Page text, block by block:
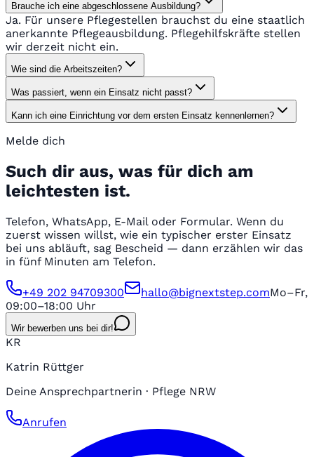
Brauche ich eine abgeschlossene Ausbildung?
Ja. Für unsere Pflegestellen brauchst du eine staatlich
anerkannte Pflegeausbildung. Pflegehilfskräfte stellen
wir derzeit nicht ein.
Wie sind die Arbeitszeiten?
Was passiert, wenn ein Einsatz nicht passt?
Kann ich eine Einrichtung vor dem ersten Einsatz kennenlernen?
Melde dich
Such dir aus, was für dich am
leichtesten ist.
Telefon, WhatsApp, E-Mail oder Formular. Wenn du
zuerst wissen willst, wie ein typischer erster Einsatz
bei uns abläuft, sag Bescheid — dann erzählen wir das
in fünf Minuten am Telefon.
+49 202 94709300 hallo@bignextstep.comMo–Fr,
09:00–18:00 Uhr
Wir bewerben uns bei dir!
KR
Katrin Rüttger
Deine Ansprechpartnerin · Pflege NRW
Anrufen